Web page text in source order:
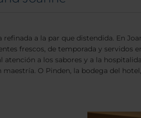
a la par que distendida. En
frescos, de temporada y servidos
a los sabores y a la
O Pinden, la bodega del